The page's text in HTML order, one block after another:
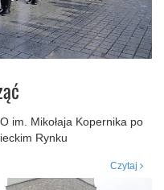
im. Mikołaja Kopernika po
Rynku
Czytaj